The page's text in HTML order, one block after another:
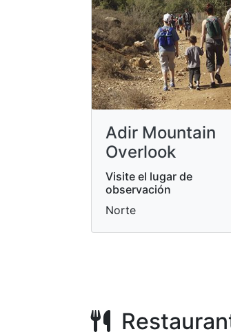
Adir Mountain
Overlook
Visite el lugar de
observación
Norte